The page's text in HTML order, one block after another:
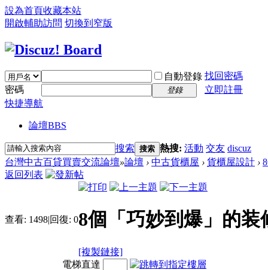
設為首頁收藏本站
開啟輔助訪問 切換到窄版
自動登錄 找回密碼
密碼
登錄
立即註冊
快捷導航
論壇BBS
搜索 搜索 熱搜: 活動 交友 discuz
台灣中古百貸買賣交流論壇»論壇 › 中古貨櫃屋 › 貨櫃屋設計 ›
返回列表
查看: 1498|回復: 08個「巧妙到爆」的
[複製鏈接]
電梯直達